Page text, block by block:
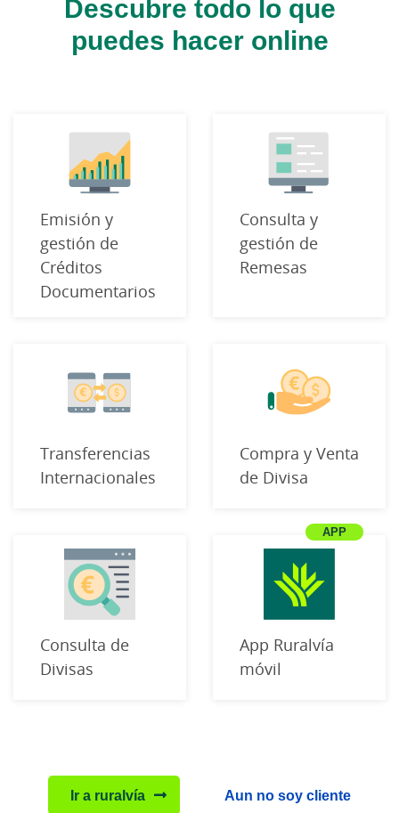
puedes hacer online
Emisión y
gestión de
Créditos
Documentarios
Consulta y
gestión de
Remesas
Transferencias
Internacionales
Compra y Venta
de Divisa
Consulta de
Divisas
App Ruralvía
móvil
Ir a ruralvía Aun no soy cliente